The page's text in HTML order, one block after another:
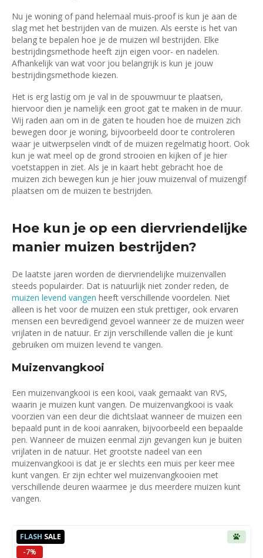
Nu je woning of pand helemaal muis-proof is kun je aan de
slag met het bestrijden van de muizen. Als eerste is het van
belang te bepalen hoe je de muizen wil bestrijden. Elke
bestrijdingsmethode heeft zijn eigen voor- en nadelen.
Afhankelijk van wat voor jou belangrijk is kun je jouw
bestrijdingsmethode kiezen.
Het is erg lastig om je val in de spouwmuur te plaatsen,
hiervoor dien je namelijk een groot gat te maken in de muur.
Wij raden aan om in de gaten te houden hoe de muizen zich
bewegen door je woning, bijvoorbeeld door te controleren
waar je uitwerpselen vindt of de muizen regelmatig hoort. Ook
kun je wat meel op de grond strooien en kijken of je hier
voetstappen in ziet. Als je in kaart hebt gebracht hoe de
muizen zich bewegen kun je hier jouw muizenval of muizengif
plaatsen om de muizen te bestrijden.
Hoe kun je op een diervriendelijke
manier muizen bestrijden?
De laatste jaren worden de diervriendelijke muizenvallen
steeds populairder. Dat is natuurlijk niet zonder reden, de
muizen levend vangen heeft verschillende voordelen. Niet
alleen is het voor de muizen een stuk prettiger, ook ervaren
mensen een bevredigend gevoel wanneer ze de muizen weer
vrijlaten in de natuur. Er zijn verschillende vallen die je kunt
gebruiken om muizen levend te vangen.
Muizenvangkooi
Een muizenvangkooi is een kooi, vaak gemaakt van RVS,
waarin je muizen kunt vangen. De muizenvangkooi is vaak
voorzien van een deur die dichtslaat wanneer de muizen een
bepaald punt in de kooi aanraken, bijvoorbeeld een bepaalde
pen. Wanneer de muizen eenmal zijn gevangen kun je buiten
vrijlaten in de natuur. Het grootste nadeel van een
muizenvangkooi is dat je er slechts een muis per keer mee
kunt vangen. Er zijn echter wel muizenvangkooien met
verschillende deuren waarmee je dus meerdere muizen kunt
vangen.
FLASH SALE
-7%